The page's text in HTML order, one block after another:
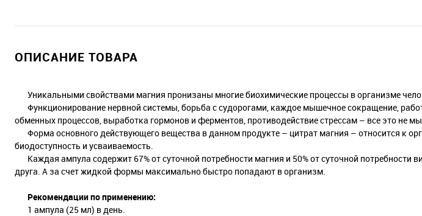
ОПИСАНИЕ ТОВАРА
Уникальными свойствами магния пронизаны многие биохимические процессы в организме
Функционирование нервной системы, борьба с судорогами, каждое мышечное сокращение,
обменных процессов, выработка гормонов и ферментов, противодействие стрессам – все это не
Форма основного действующего вещества в данном продукте – цитрат магния – относится к
биодоступность и усваиваемость.
Каждая ампула содержит 67% от суточной потребности магния и 50% от суточной потребности
друга. А за счет жидкой формы максимально быстро попадают в организм.
Рекомендации по применению:
1 ампула (25 мл) в день.